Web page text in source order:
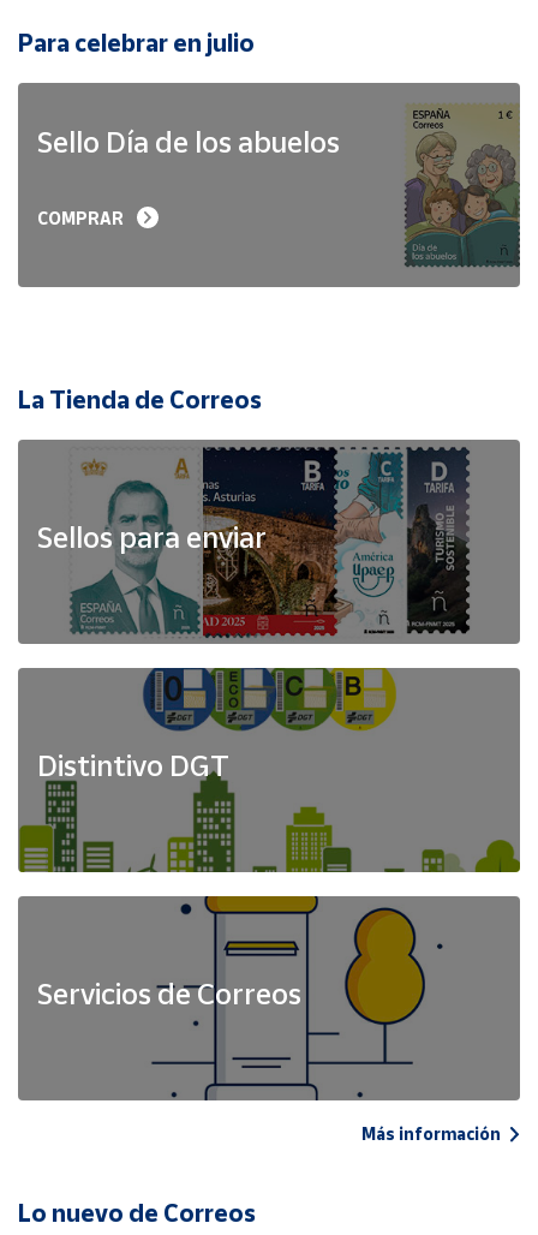
Para celebrar en julio
Sello Día de los abuelos
COMPRAR
La Tienda de Correos
Sellos para enviar
Distintivo DGT
Servicios de Correos
Más información
Lo nuevo de Correos